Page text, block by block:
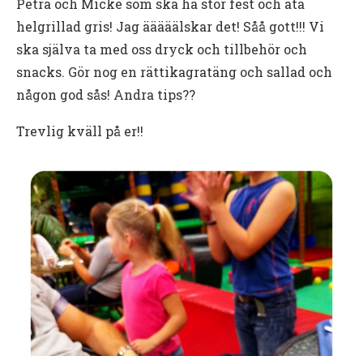
helgrillad gris! Jag ääääälskar det! Såå gott!!! Vi
ska själva ta med oss dryck och tillbehör och
snacks. Gör nog en rättikagratäng och sallad och
någon god sås! Andra tips??
Trevlig kväll på er!!